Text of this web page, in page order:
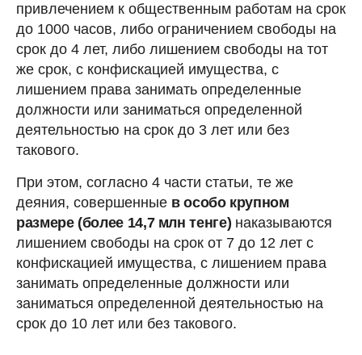
привлечением к общественным работам на срок
до 1000 часов, либо ограничением свободы на
срок до 4 лет, либо лишением свободы на тот
же срок, с конфискацией имущества, с
лишением права занимать определенные
должности или заниматься определенной
деятельностью на срок до 3 лет или без
такового.
При этом, согласно 4 части статьи, те же
деяния, совершенные в особо крупном
размере (более 14,7 млн тенге) наказываются
лишением свободы на срок от 7 до 12 лет с
конфискацией имущества, с лишением права
занимать определенные должности или
заниматься определенной деятельностью на
срок до 10 лет или без такового.